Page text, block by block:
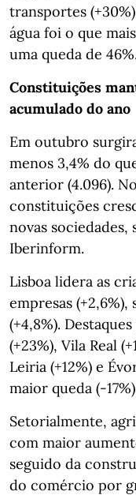
transportes
água foi o que
uma queda de
Constituições
acumulado do ano
Em outubro
menos 3,4% do
anterior (4.096).
constituições
novas sociedades,
Iberinform.
Lisboa lidera as
empresas (+2,6%),
(+4,8%).
(+23%), Vila Real
Leiria (+12%) e
maior queda (-
Setorialmente,
com maior
seguido da
do comércio por